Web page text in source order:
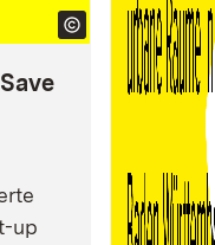
up